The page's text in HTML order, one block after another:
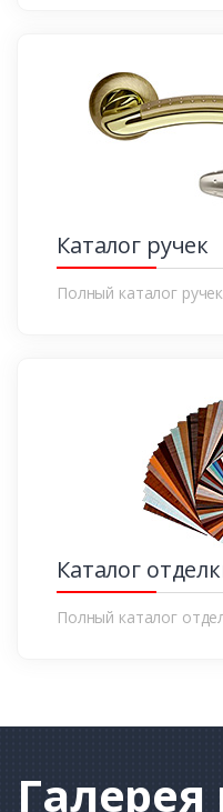
Каталог ручек
Полный каталог
Каталог
Полный каталог
Галерея